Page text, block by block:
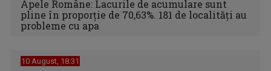
Apele Române: Lacurile de acumulare sunt
pline în proporție de 70,63%. 181 de localități au
probleme cu apa
10 August, 18:31